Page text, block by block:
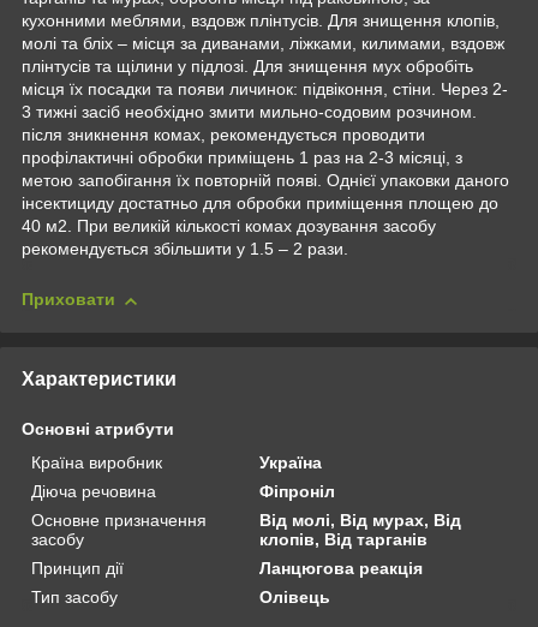
кухонними меблями, вздовж плінтусів. Для знищення клопів,
молі та бліх – місця за диванами, ліжками, килимами, вздовж
плінтусів та щілини у підлозі. Для знищення мух обробіть
місця їх посадки та появи личинок: підвіконня, стіни. Через 2-
3 тижні засіб необхідно змити мильно-содовим розчином.
після зникнення комах, рекомендується проводити
профілактичні обробки приміщень 1 раз на 2-3 місяці, з
метою запобігання їх повторній появі. Однієї упаковки даного
інсектициду достатньо для обробки приміщення площею до
40 м2. При великій кількості комах дозування засобу
рекомендується збільшити у 1.5 – 2 рази.
Приховати
Характеристики
Основні атрибути
Країна виробник
Україна
Діюча речовина
Фіпроніл
Основне призначення
засобу
Від молі, Від мурах, Від
клопів, Від тарганів
Принцип дії
Ланцюгова реакція
Тип засобу
Олівець